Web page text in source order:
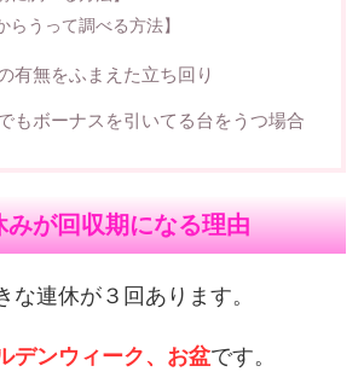
らうって調べる方法】
有無をふまえた立ち回り
もボーナスを引いてる台をうつ場合
みが回収期になる理由
な連休が３回あります。
デンウィーク、お盆です。